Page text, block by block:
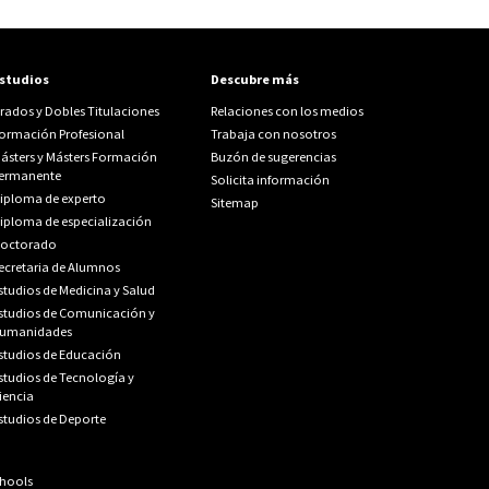
y Dobles Titulaciones
Profesional
y Másters Formación
de experto
de especialización
de Alumnos
de Medicina y Salud
de Comunicación y
de Educación
de Tecnología y
de Deporte
Descubre más
Relaciones con los medios
Trabaja con nosotros
Buzón de sugerencias
Solicita información
Sitemap